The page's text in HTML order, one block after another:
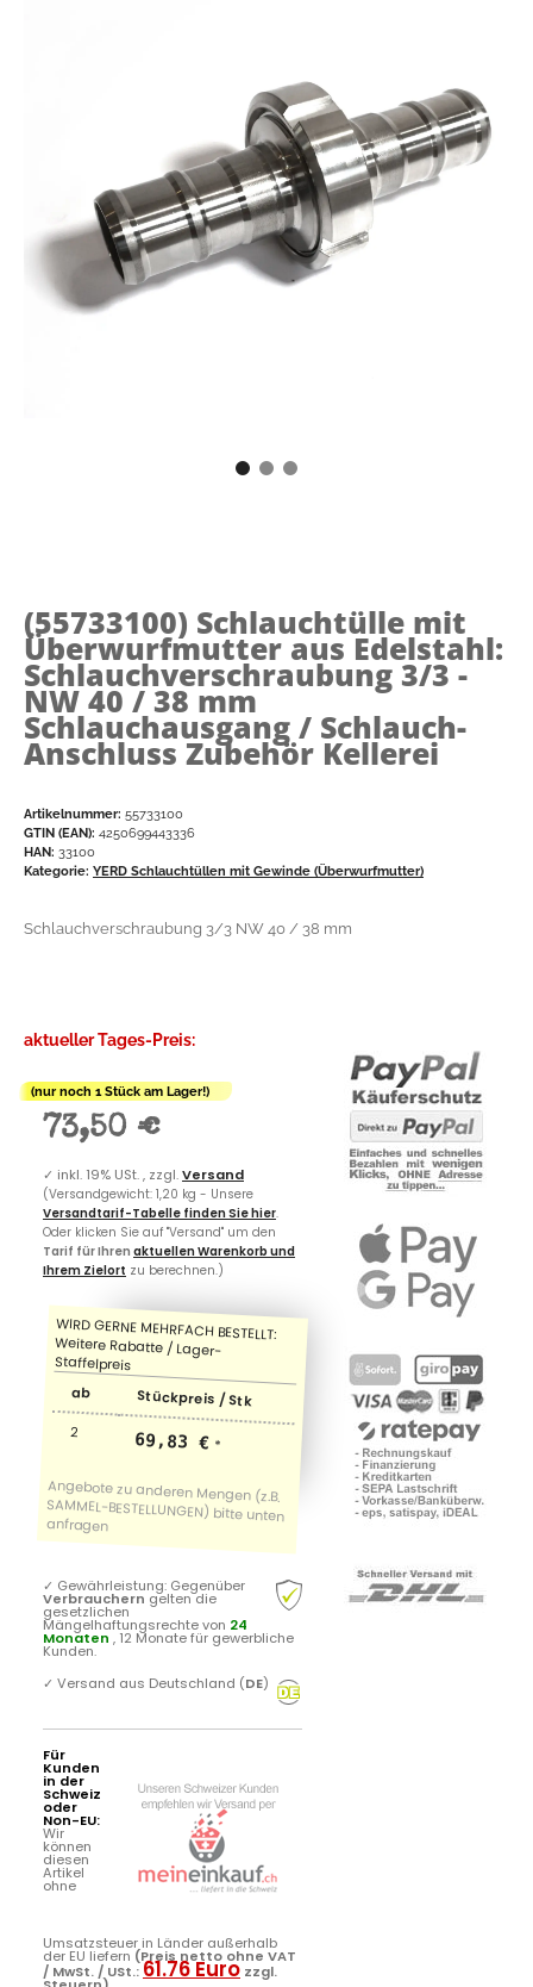
(55733100) Schlauchtülle mit
Überwurfmutter aus Edelstahl:
Schlauchverschraubung 3/3 -
NW 40 / 38 mm
Schlauchausgang / Schlauch-
Anschluss Zubehör Kellerei
Artikelnummer: 55733100
GTIN (EAN): 4250699443336
HAN: 33100
Kategorie: YERD Schlauchtüllen mit Gewinde (Überwurfmutter)
Schlauchverschraubung 3/3 NW 40 / 38 mm
aktueller Tages-Preis:
(nur noch 1 Stück am Lager!)
73,50 €
✓ inkl. 19% USt. , zzgl.Versand
(Versandgewicht: 1,20 kg - Unsere
Versandtarif-Tabelle finden Sie hier.
Oder klicken Sie auf "Versand" um den
Tarif für Ihren aktuellen Warenkorb und
Ihrem Zielort zu berechnen.)
ab Stückpreis / Stk
2 69,83 € *
✓ Gewährleistung: Gegenüber
Verbrauchern gelten die
gesetzlichen
Mängelhaftungsrechte von 24
Monaten , 12 Monate für gewerbliche
Kunden.
✓ Versand aus Deutschland (DE)
Für
Kunden
in der
Schweiz
oder
Non-EU:
Wir
können
diesen
Artikel
ohne
Umsatzsteuer in Länder außerhalb
der EU liefern (Preis netto ohne VAT
/ MwSt. / USt.:61.76 Euro zzgl.